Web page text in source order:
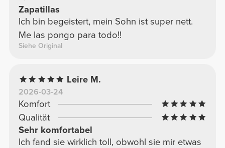
Zapatillas
Ich bin begeistert, mein Sohn ist super nett.
Me las pongo para todo!!
Siehe Original
Leire M.
2026-03-24
Komfort
Qualität
Sehr komfortabel
Ich fand sie wirklich toll, obwohl sie mir etwas